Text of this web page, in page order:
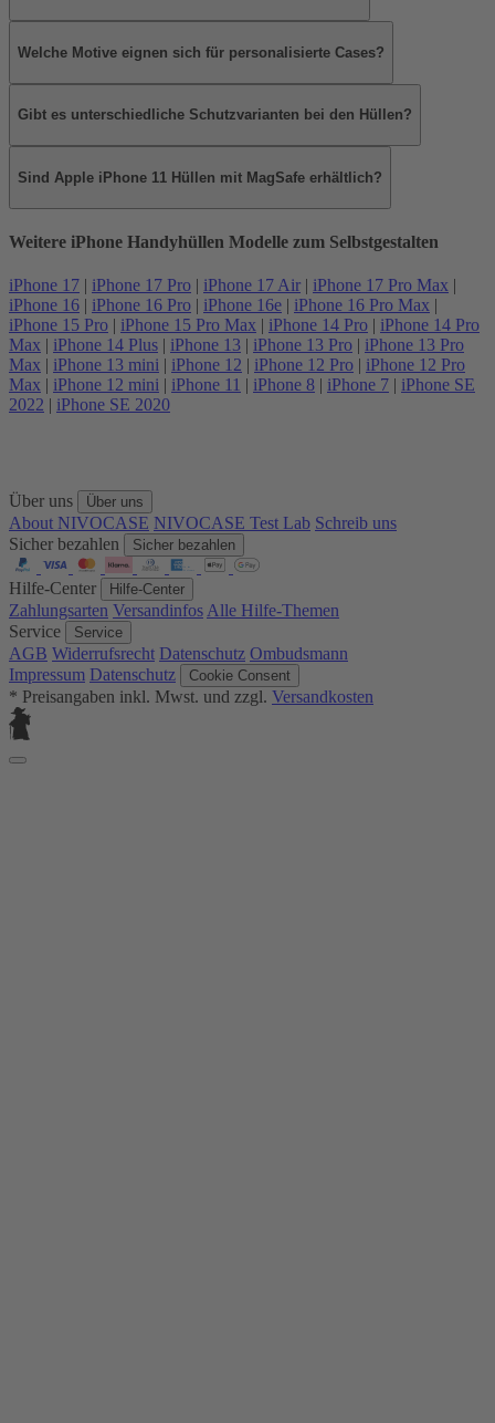
Welche Motive eignen sich für personalisierte Cases?
Gibt es unterschiedliche Schutzvarianten bei den Hüllen?
Sind Apple iPhone 11 Hüllen mit MagSafe erhältlich?
Weitere iPhone Handyhüllen Modelle zum Selbstgestalten
iPhone 17 | iPhone 17 Pro | iPhone 17 Air | iPhone 17 Pro Max |
iPhone 16 | iPhone 16 Pro | iPhone 16e | iPhone 16 Pro Max |
iPhone 15 Pro | iPhone 15 Pro Max | iPhone 14 Pro | iPhone 14 Pro
Max | iPhone 14 Plus | iPhone 13 | iPhone 13 Pro | iPhone 13 Pro
Max | iPhone 13 mini | iPhone 12 | iPhone 12 Pro | iPhone 12 Pro
Max | iPhone 12 mini | iPhone 11 | iPhone 8 | iPhone 7 | iPhone SE
2022 | iPhone SE 2020
Über uns Über uns
About NIVOCASE NIVOCASE Test Lab Schreib uns
Sicher bezahlen
Sicher bezahlen
Hilfe-Center Hilfe-Center
Zahlungsarten Versandinfos Alle Hilfe-Themen
Service
Service
AGB Widerrufsrecht Datenschutz Ombudsmann
Impressum Datenschutz Cookie Consent
* Preisangaben inkl. Mwst. und zzgl. Versandkosten